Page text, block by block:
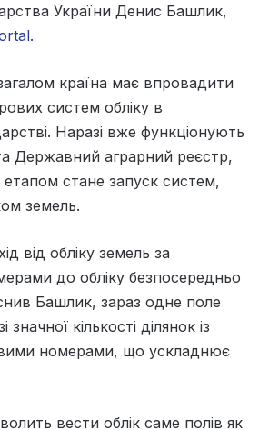
України Денис Башлик,
країна має впровадити
систем обліку в
Наразі вже функціонують
Державний аграрний реєстр,
етапом стане запуск систем,
земель.
від обліку земель за
до обліку безпосередньо
Башлик, зараз одне поле
кількості ділянок із
номерами, що ускладнює
вести облік саме полів як